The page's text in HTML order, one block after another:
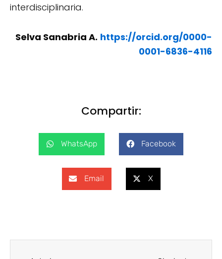
interdisciplinaria.
Selva Sanabria A. https://orcid.org/0000-
0001-6836-4116
Compartir:
WhatsApp Facebook
Email X